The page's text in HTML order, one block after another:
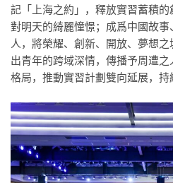
記「上海之約」，釋放實習蓄積
對明天的綺麗憧憬；成爲中國故
人，將榮耀、創新、開放、夢想
出青年的跨域深情，傳播予周遭
格局，推動實習計劃雙向延展，持